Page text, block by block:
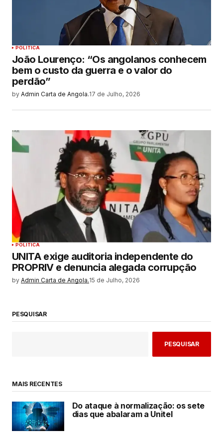
POLITICA
João Lourenço: “Os angolanos conhecem
bem o custo da guerra e o valor do
perdão”
by Admin Carta de Angola.17 de Julho, 2026
POLITICA
UNITA exige auditoria independente do
PROPRIV e denuncia alegada corrupção
by Admin Carta de Angola.15 de Julho, 2026
PESQUISAR
PESQUISAR
MAIS RECENTES
Do ataque à normalização: os sete
dias que abalaram a Unitel